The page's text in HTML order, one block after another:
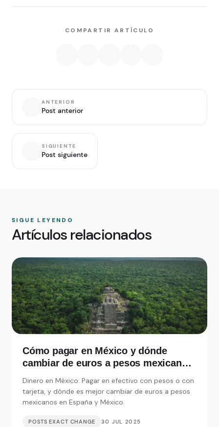
COMPARTIR ARTÍCULO
ANTERIOR
Post anterior
SIGUIENTE
Post siguiente
SIGUE LEYENDO
Artículos relacionados
Cómo pagar en México y dónde
cambiar de euros a pesos mexicanos
Dinero en México: Pagar en efectivo con pesos o con
tarjeta, y dónde es mejor cambiar de euros a pesos
mexicanos en España y México.
POSTS EXACT CHANGE 30 JUL 2025